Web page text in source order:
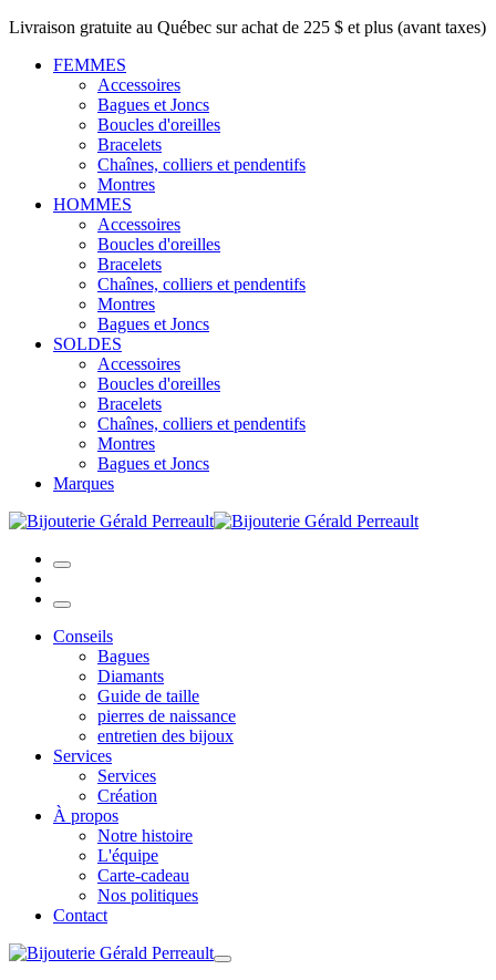
Livraison gratuite au Québec sur achat de 225 $ et plus (avant taxes)
FEMMES
Accessoires
Bagues et Joncs
Boucles d'oreilles
Bracelets
Chaînes, colliers et pendentifs
Montres
HOMMES
Accessoires
Boucles d'oreilles
Bracelets
Chaînes, colliers et pendentifs
Montres
Bagues et Joncs
SOLDES
Accessoires
Boucles d'oreilles
Bracelets
Chaînes, colliers et pendentifs
Montres
Bagues et Joncs
Marques
Conseils
Bagues
Diamants
Guide de taille
pierres de naissance
entretien des bijoux
Services
Services
Création
À propos
Notre histoire
L'équipe
Carte-cadeau
Nos politiques
Contact